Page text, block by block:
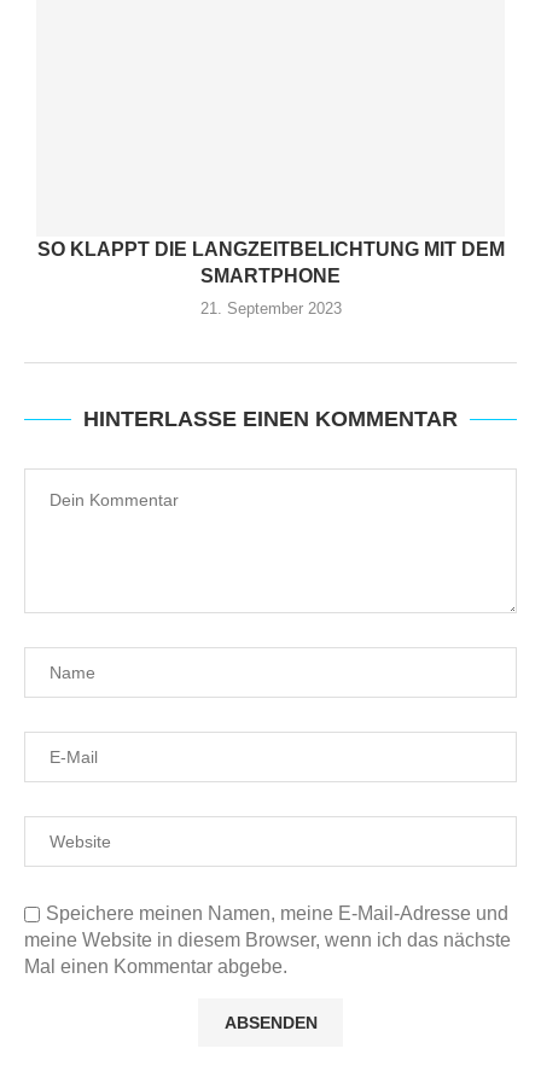
SO KLAPPT DIE LANGZEITBELICHTUNG MIT DEM
SMARTPHONE
21. September 2023
HINTERLASSE EINEN KOMMENTAR
Speichere meinen Namen, meine E-Mail-Adresse und
meine Website in diesem Browser, wenn ich das nächste
Mal einen Kommentar abgebe.